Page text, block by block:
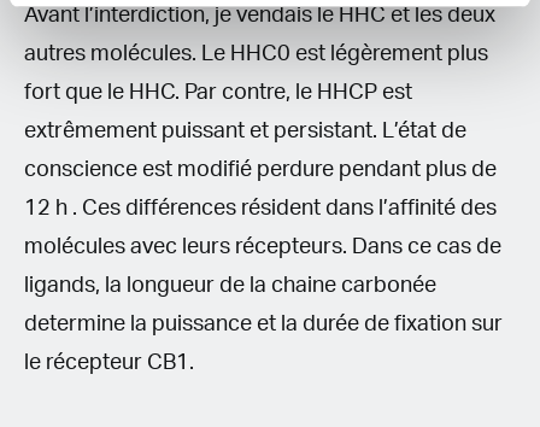
Avant l’interdiction, je vendais le HHC et les deux
autres molécules. Le HHC0 est légèrement plus
fort que le HHC. Par contre, le HHCP est
extrêmement puissant et persistant. L’état de
conscience est modifié perdure pendant plus de
12 h . Ces différences résident dans l’affinité des
molécules avec leurs récepteurs. Dans ce cas de
ligands, la longueur de la chaine carbonée
determine la puissance et la durée de fixation sur
le récepteur CB1.